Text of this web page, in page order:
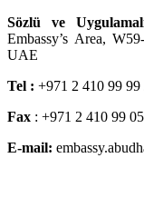
Sözlü ve
Embassy’s Area,
UAE
Tel : +971 2 410 99
Fax : +971 2 410 99 05
E-mail: